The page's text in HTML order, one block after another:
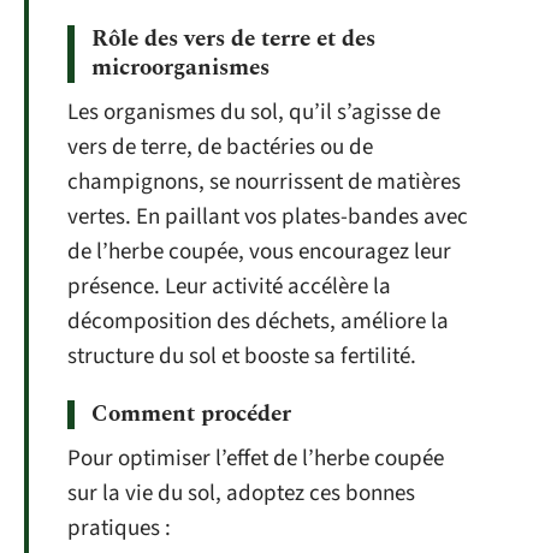
Rôle des vers de terre et des
microorganismes
Les organismes du sol, qu’il s’agisse de
vers de terre, de bactéries ou de
champignons, se nourrissent de matières
vertes. En paillant vos plates-bandes avec
de l’herbe coupée, vous encouragez leur
présence. Leur activité accélère la
décomposition des déchets, améliore la
structure du sol et booste sa fertilité.
Comment procéder
Pour optimiser l’effet de l’herbe coupée
sur la vie du sol, adoptez ces bonnes
pratiques :